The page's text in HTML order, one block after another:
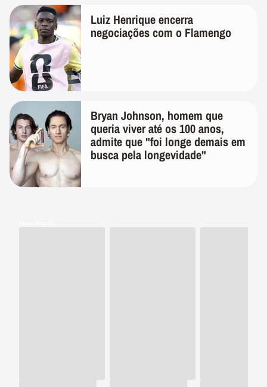
Luiz Henrique encerra
negociações com o Flamengo
Bryan Johnson, homem que
queria viver até os 100 anos,
admite que "foi longe demais em
busca pela longevidade"